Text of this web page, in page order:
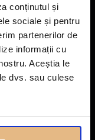
conținutul și
sociale și pentru
partenerilor de
informații cu
Aceștia le
dvs. sau culese
- Toate drepturile
rezervate
si conditii clinica•
site•Politica
Opiniile clientilor